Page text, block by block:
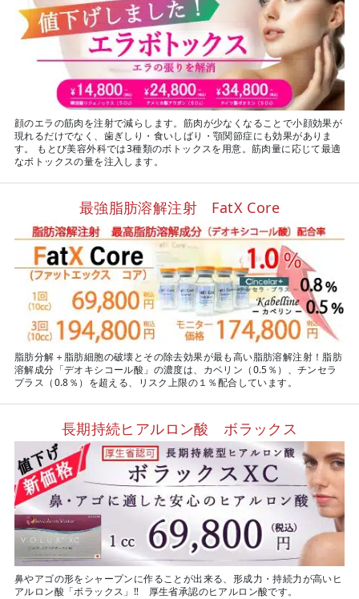
顔のエラの筋肉を注射で減らします。筋肉が少なくなることで小顔効果が
現れるだけでなく、歯ぎしり・食いしばり・顎関節症にも効果がありま
す。 もとび美容外科では3種類のボトックスを用意。筋肉量に応じて最適
なボトックスの量を注入します。
最強脂肪溶解注射 FatX Core
脂肪分解＋脂肪細胞の破壊とその除去効果が最も高い脂肪溶解注射！脂肪
溶解成分「デオキシコール酸」の濃度は、カベリン（0.5％）、チンセラ
プラス（0.8％）を超える、リスク上限の１％配合しています。
長期持続ヒアルロン酸 ボラックス
鼻やアゴの形をシャープンに作ることが出来る、形成力・持続力が高いヒ
アルロン酸「ボラックス」‼ 厚生省承認のヒアルロン酸です。